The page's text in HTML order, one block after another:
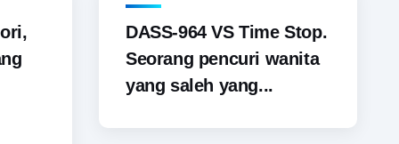
DASS-964 VS Time Stop.
Seorang pencuri wanita
yang saleh yang...